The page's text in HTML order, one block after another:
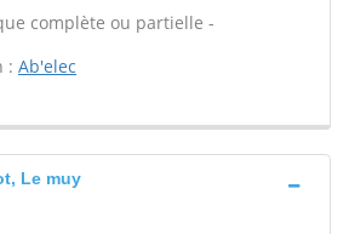
complète ou partielle -
: Ab'elec
Le muy